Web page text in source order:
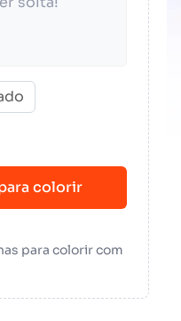
colorir
para colorir com